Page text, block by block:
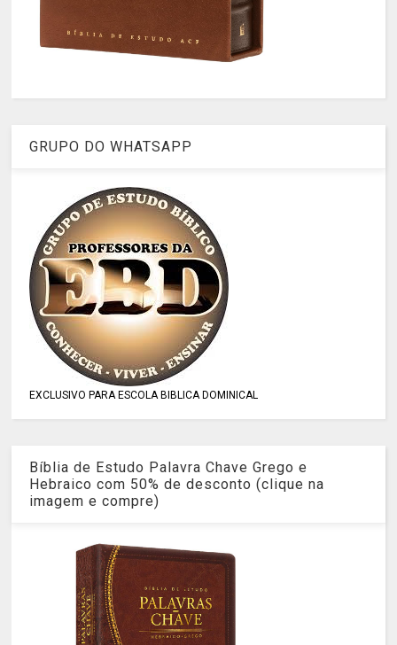
GRUPO DO WHATSAPP
EXCLUSIVO PARA ESCOLA BIBLICA DOMINICAL
Bíblia de Estudo Palavra Chave Grego e
Hebraico com 50% de desconto (clique na
imagem e compre)